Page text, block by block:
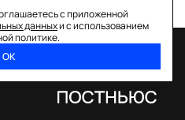
с приложенной
данныхи с использованием
политике.
ОК